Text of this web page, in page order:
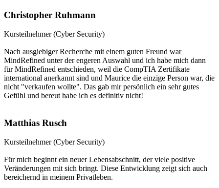
Christopher Ruhmann
Kursteilnehmer (Cyber Security)
Nach ausgiebiger Recherche mit einem guten Freund war
MindRefined unter der engeren Auswahl und ich habe mich dann
für MindRefined entschieden, weil die CompTIA Zertifikate
international anerkannt sind und Maurice die einzige Person war, die
nicht "verkaufen wollte". Das gab mir persönlich ein sehr gutes
Gefühl und bereut habe ich es definitiv nicht!
Matthias Rusch
Kursteilnehmer (Cyber Security)
Für mich beginnt ein neuer Lebensabschnitt, der viele positive
Veränderungen mit sich bringt. Diese Entwicklung zeigt sich auch
bereichernd in meinem Privatleben.